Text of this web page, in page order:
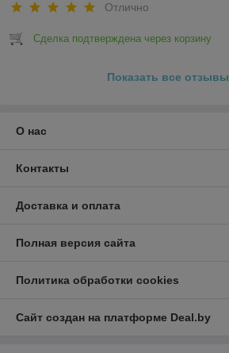
Отлично
Сделка подтверждена через корзину
Показать все отзывы
О нас
Контакты
Доставка и оплата
Полная версия сайта
Политика обработки cookies
Сайт создан на платформе Deal.by